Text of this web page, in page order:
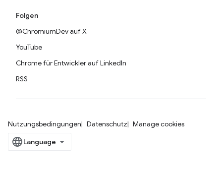
Folgen
@ChromiumDev auf X
YouTube
Chrome für Entwickler auf LinkedIn
RSS
Nutzungsbedingungen Datenschutz Manage cookies